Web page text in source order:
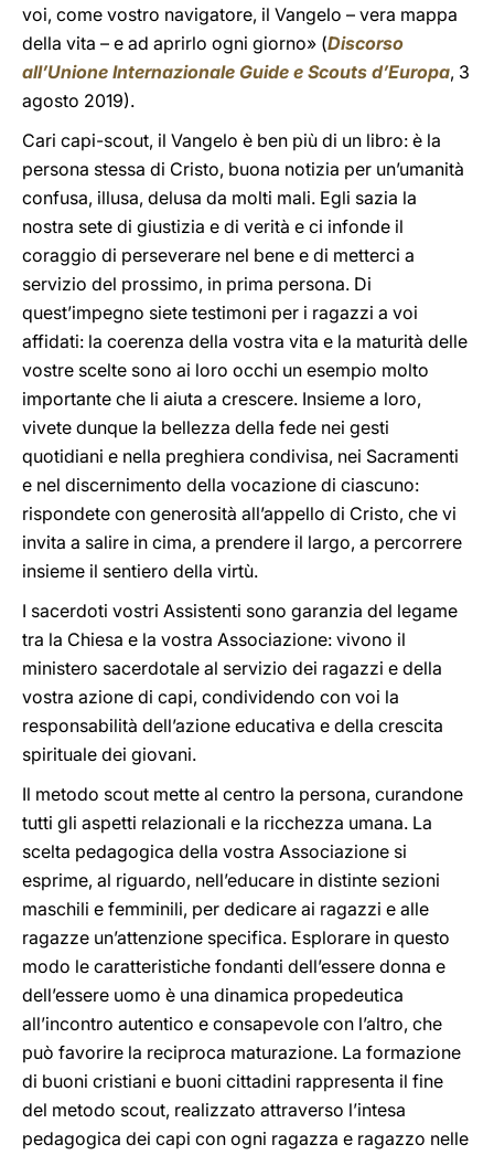
voi, come vostro navigatore, il Vangelo – vera mappa
della vita – e ad aprirlo ogni giorno» (Discorso
all’Unione Internazionale Guide e Scouts d’Europa, 3
agosto 2019).
Cari capi-scout, il Vangelo è ben più di un libro: è la
persona stessa di Cristo, buona notizia per un’umanità
confusa, illusa, delusa da molti mali. Egli sazia la
nostra sete di giustizia e di verità e ci infonde il
coraggio di perseverare nel bene e di metterci a
servizio del prossimo, in prima persona. Di
quest’impegno siete testimoni per i ragazzi a voi
affidati: la coerenza della vostra vita e la maturità delle
vostre scelte sono ai loro occhi un esempio molto
importante che li aiuta a crescere. Insieme a loro,
vivete dunque la bellezza della fede nei gesti
quotidiani e nella preghiera condivisa, nei Sacramenti
e nel discernimento della vocazione di ciascuno:
rispondete con generosità all’appello di Cristo, che vi
invita a salire in cima, a prendere il largo, a percorrere
insieme il sentiero della virtù.
I sacerdoti vostri Assistenti sono garanzia del legame
tra la Chiesa e la vostra Associazione: vivono il
ministero sacerdotale al servizio dei ragazzi e della
vostra azione di capi, condividendo con voi la
responsabilità dell’azione educativa e della crescita
spirituale dei giovani.
Il metodo scout mette al centro la persona, curandone
tutti gli aspetti relazionali e la ricchezza umana. La
scelta pedagogica della vostra Associazione si
esprime, al riguardo, nell’educare in distinte sezioni
maschili e femminili, per dedicare ai ragazzi e alle
ragazze un’attenzione specifica. Esplorare in questo
modo le caratteristiche fondanti dell’essere donna e
dell’essere uomo è una dinamica propedeutica
all’incontro autentico e consapevole con l’altro, che
può favorire la reciproca maturazione. La formazione
di buoni cristiani e buoni cittadini rappresenta il fine
del metodo scout, realizzato attraverso l’intesa
pedagogica dei capi con ogni ragazza e ragazzo nelle